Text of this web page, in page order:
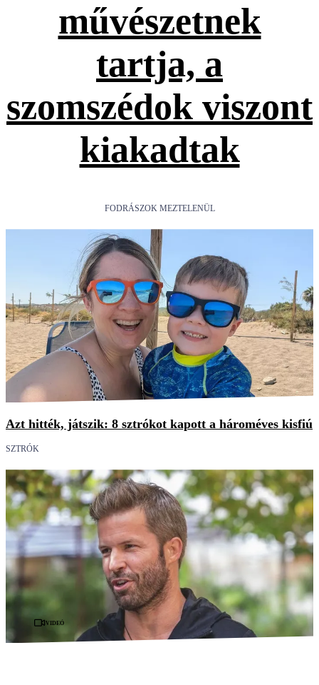
művészetnek
tartja, a
szomszédok viszont
kiakadtak
FODRÁSZOK MEZTELENÜL
Azt hitték, játszik: 8 sztrókot kapott a hároméves kisfiú
SZTRÓK
Videó